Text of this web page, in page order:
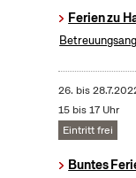
Ferien zu
26. bis
15 bis 17 Uhr
Eintritt frei
Buntes